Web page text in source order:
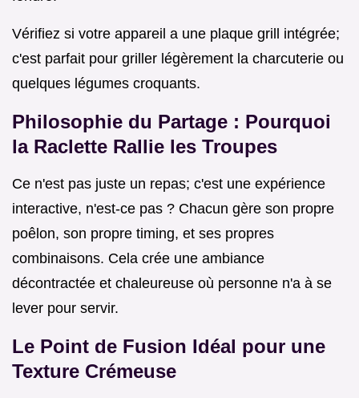
Vérifiez si votre appareil a une plaque grill intégrée;
c'est parfait pour griller légèrement la charcuterie ou
quelques légumes croquants.
Philosophie du Partage : Pourquoi
la Raclette Rallie les Troupes
Ce n'est pas juste un repas; c'est une expérience
interactive, n'est-ce pas ? Chacun gère son propre
poêlon, son propre timing, et ses propres
combinaisons. Cela crée une ambiance
décontractée et chaleureuse où personne n'a à se
lever pour servir.
Le Point de Fusion Idéal pour une
Texture Crémeuse